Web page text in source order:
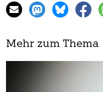
Mehr zum Thema